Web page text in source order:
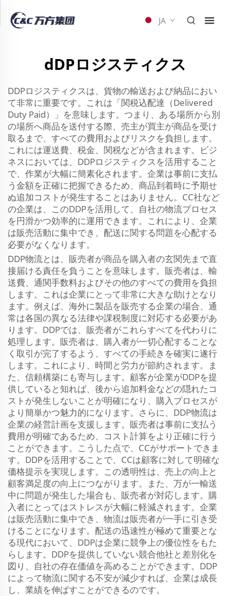
JA
dDPロジスティクス
DDPロジスティクスは、貨物の輸送および納品におい
て非常に重要です。これは「関税込配達（Delivered
Duty Paid）」を意味します。つまり、ある場所から別
の場所へ商品を送付する際、売主が買主が商品を受け
取るまで、すべての費用およびリスクを負担します。
これには運送費、税金、関税などが含まれます。ビジ
ネスにおいては、DDPロジスティクスを活用すること
で、作業が大幅に簡素化されます。企業は事前に支払
う金額を正確に把握できるため、商品到着時に予期せ
ぬ追加コストが発生することはありません。CC社など
の企業は、このDDPを活用して、自社の物流プロセス
を円滑かつ効率的に運用できます。これにより、企業
は販売活動に集中でき、配送に関する問題を心配する
必要がなくなります。
DDP物流とは、販売者が商品を購入者の玄関先まで直
接届ける責任を負うことを意味します。販売者は、輸
送費、通関手数料およびその他のすべての費用を負担
します。これは企業にとって非常に大きな助けとなり
ます。例えば、海外に製品を販売する企業の場合、通
常は各国の異なる法律や課税制度に対応する必要があ
ります。DDPでは、販売者がこれらすべてを代わりに
処理します。販売者は、購入者が一切心配することな
く取引が完了するよう、すべての手続きを確実に遂行
します。これにより、時間と労力が節約されます。ま
た、信頼構築にも寄与します。顧客が企業がDDPを提
供していると知れば、後から追加料金などの隠れたコ
ストが発生しないことが明確になり、購入プロセスが
より簡単かつ魅力的になります。さらに、DDP物流は
企業の経営計画を支援します。販売者は事前に支払う
費用が明確であるため、コスト計算をより正確に行う
ことができます。こうした点で、CCがサポートできま
す。DDPを活用することで、CCは顧客に対して明確な
価格提示を実現します。この透明性は、売上の向上と
顧客満足度の向上につながります。また、万が一輸送
中に問題が発生した場合も、販売者が対応します。購
入者にとってはストレスが大幅に軽減されます。企業
は販売活動に集中でき、物流は販売者が一手に引き受
けることになります。配送の迅速性が極めて重要とな
る現代において、DDPは企業に競争上の優位性をもた
らします。DDPを提供していない競合他社と差別化を
図り、自社の存在価値を高めることができます。DDP
によって物流に関する不安が減少すれば、企業は成長
し、業績を伸ばすことができるのです。